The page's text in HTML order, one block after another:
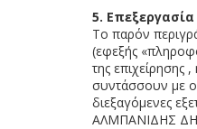
5.
Το παρόν
(εφεξής
της
συντάσσουν με
διεξαγόμενες
ΑΛΜΠΑΝΙΔΗΣ